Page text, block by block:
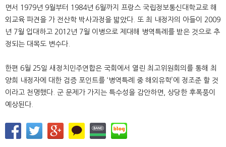
면서 1979년 9월부터 1984년 6월까지 프랑스 국립정보통신대학교로 해
외교육 파견을 가 전산학 박사과정을 밟았다. 또 최 내정자의 아들이 2009
년 7월 입대하고 2012년 7월 이병으로 제대해 병역특례를 받은 것으로 추
정되는 대목도 변수다.
한편 6월 25일 새정치민주연합은 국회에서 열린 최고위원회의를 통해 최
양희 내정자에 대한 검증 포인트를 ‘병역특례 중 해외유학’에 정조준 할 것
이라고 천명했다. 군 문제가 가지는 특수성을 감안하면, 상당한 후폭풍이
예상된다.